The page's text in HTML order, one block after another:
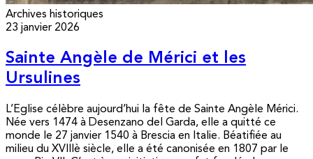
Archives historiques
23 janvier 2026
Sainte Angèle de Mérici et les
Ursulines
L’Eglise célèbre aujourd’hui la fête de Sainte Angèle Mérici.
Née vers 1474 à Desenzano del Garda, elle a quitté ce
monde le 27 janvier 1540 à Brescia en Italie. Béatifiée au
milieu du XVIIIè siècle, elle a été canonisée en 1807 par le